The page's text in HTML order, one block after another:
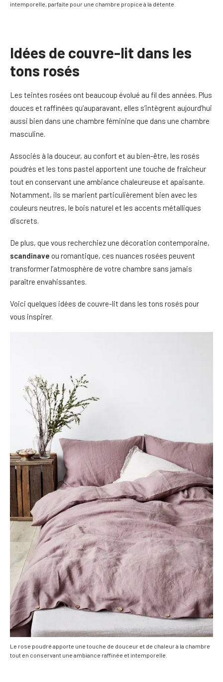
intemporelle, parfaite pour une chambre propice à la détente.
Idées de couvre-lit dans les
tons rosés
Les teintes rosées ont beaucoup évolué au fil des années. Plus
douces et raffinées qu’auparavant, elles s’intègrent aujourd’hui
aussi bien dans une chambre féminine que dans une chambre
masculine.
Associés à la douceur, au confort et au bien-être, les rosés
poudrés et les tons pastel apportent une touche de fraîcheur
tout en conservant une ambiance chaleureuse et apaisante.
Notamment, ils se marient particulièrement bien avec les
couleurs neutres, le bois naturel et les accents métalliques
discrets.
De plus, que vous recherchiez une décoration contemporaine,
scandinave ou romantique, ces nuances rosées peuvent
transformer l’atmosphère de votre chambre sans jamais
paraître envahissantes.
Voici quelques idées de couvre-lit dans les tons rosés pour
vous inspirer.
Le rose poudré apporte une touche de douceur et de chaleur à la chambre
tout en conservant une ambiance raffinée et intemporelle.